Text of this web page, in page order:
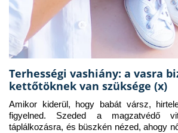
Terhességi vashiány: a vasra
kettőtöknek van szüksége (x)
Amikor kiderül, hogy babát vársz,
figyelned. Szeded a magzatvédő
táplálkozásra, és büszkén nézed, ahogy